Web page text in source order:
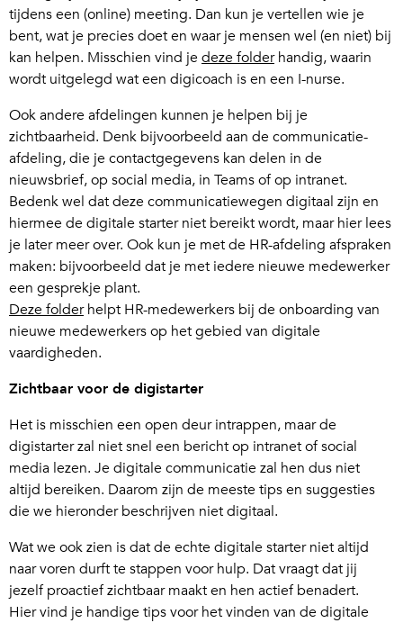
tijdens een (online) meeting. Dan kun je vertellen wie je
bent, wat je precies doet en waar je mensen wel (en niet) bij
kan helpen. Misschien vind jedeze folderhandig, waarin
wordt uitgelegd wat een digicoach is en een I-nurse.
Ook andere afdelingen kunnen je helpen bij je
zichtbaarheid. Denk bijvoorbeeld aan de communicatie-
afdeling, die je contactgegevens kan delen in de
nieuwsbrief, op social media, in Teams of op intranet.
Bedenk wel dat deze communicatiewegen digitaal zijn en
hiermee de digitale starter niet bereikt wordt, maar hier lees
je later meer over. Ook kun je met de HR-afdeling afspraken
maken: bijvoorbeeld dat je met iedere nieuwe medewerker
een gesprekje plant.
Deze folderhelpt HR-medewerkers bij de onboarding van
nieuwe medewerkers op het gebied van digitale
vaardigheden.
Zichtbaar voor de digistarter
Het is misschien een open deur intrappen, maar de
digistarter zal niet snel een bericht op intranet of social
media lezen. Je digitale communicatie zal hen dus niet
altijd bereiken. Daarom zijn de meeste tips en suggesties
die we hieronder beschrijven niet digitaal.
Wat we ook zien is dat de echte digitale starter niet altijd
naar voren durft te stappen voor hulp. Dat vraagt dat jij
jezelf proactief zichtbaar maakt en hen actief benadert.
Hier vind je handige tips voor het vinden van de digitale